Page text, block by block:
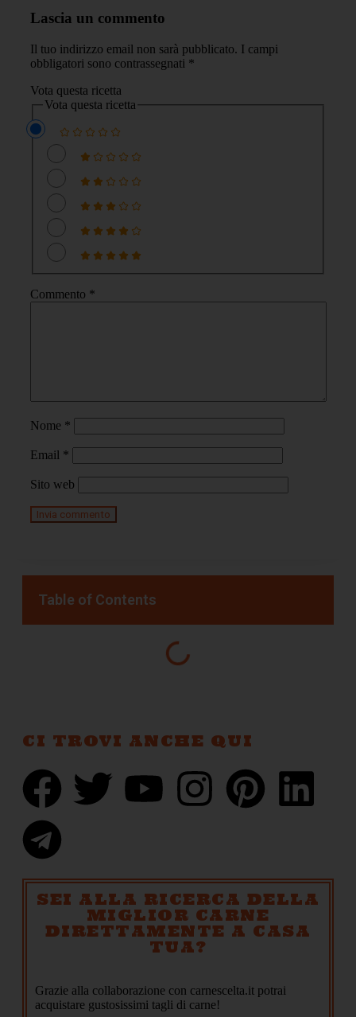
Lascia un commento
Il tuo indirizzo email non sarà pubblicato. I campi
obbligatori sono contrassegnati *
Vota questa ricetta
Vota questa ricetta
Commento *
Nome *
Email *
Sito web
Table of Contents
CI TROVI ANCHE QUI
SEI ALLA RICERCA DELLA
MIGLIOR CARNE
DIRETTAMENTE A CASA
TUA?
Grazie alla collaborazione con carnescelta.it potrai
acquistare gustosissimi tagli di carne!